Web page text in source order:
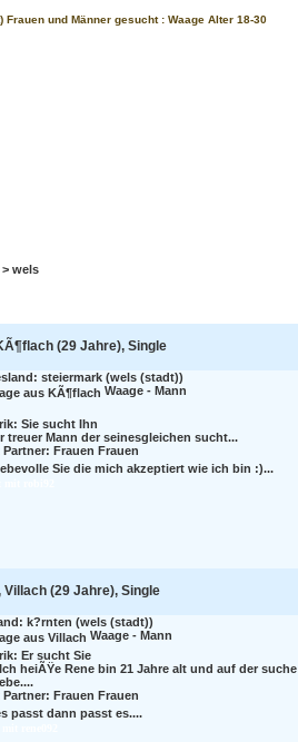
Frauen und Männer gesucht : Waage Alter 18-30
wels
(29 Jahre), Single
steiermark (wels (stadt))
Waage - Mann
Sie sucht Ihn
treuer Mann der seinesgleichen sucht...
Frauen
Sie die mich akzeptiert wie ich bin :)...
(29 Jahre), Single
k?rnten (wels (stadt))
Waage - Mann
Er sucht Sie
heiÃŸe Rene bin 21 Jahre alt und auf der suche
Frauen
passt dann passt es....